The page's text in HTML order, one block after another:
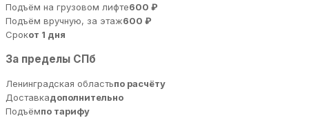
Подъём на грузовом лифте600 ₽
Подъём вручную, за этаж600 ₽
Срокот 1 дня
За пределы СПб
Ленинградская областьпо расчёту
Доставкадополнительно
Подъёмпо тарифу